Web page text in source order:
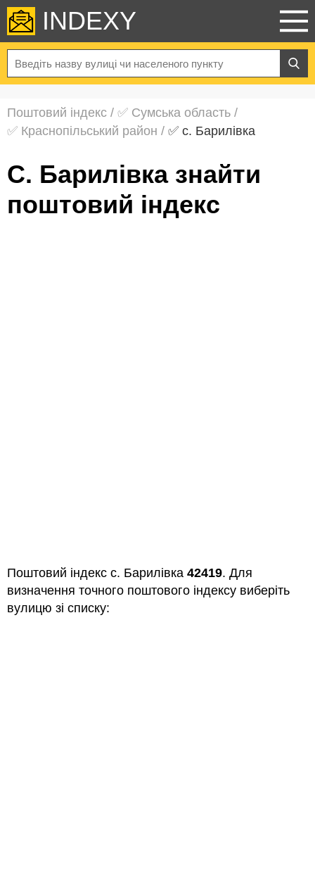
INDEXY
Поштовий індекс / ✅ Сумська область /
✅ Краснопільський район / ✅ с. Барилівка
с. Барилівка знайти
поштовий індекс
Поштовий індекс с. Барилівка 42419. Для
визначення точного поштового індексу виберіть
вулицю зі списку: